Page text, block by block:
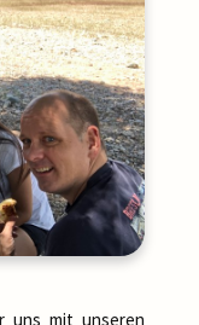
uns mit unseren